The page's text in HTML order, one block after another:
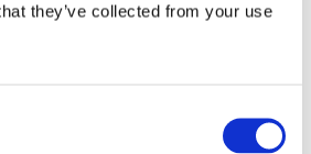
they’ve collected from your use